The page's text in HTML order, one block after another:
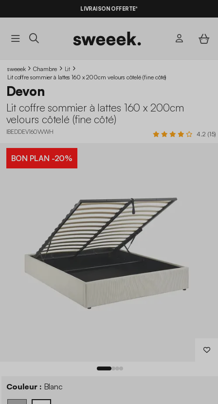
BONS PLANS* AVEC LECODE SUMMER10
LIVRAISON OFFERTE*
sweeek Chambre
Lit
Lit coffre sommier à lattes 160 x 200cm velours côtelé (fine côté)
Devon
Lit coffre sommier à lattes 160 x 200cm
velours côtelé (fine côté)
IBEDDEV160VVWH 4.2 (15)
BON PLAN -20%
Couleur : Blanc